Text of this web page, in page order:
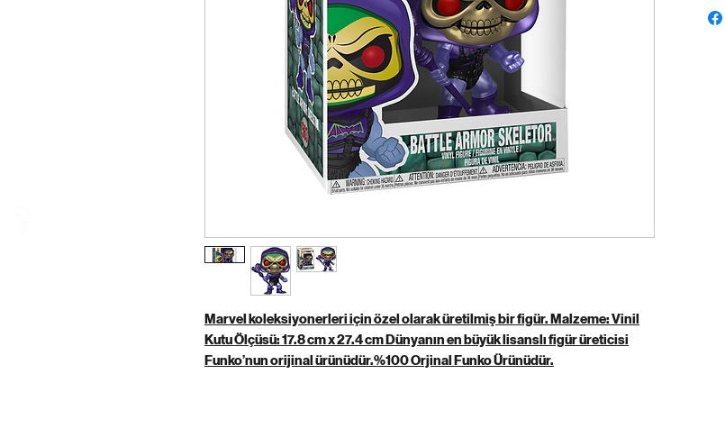
Marvel koleksiyonerleri için özel olarak üretilmiş bir figür. Malzeme: Vinil
Kutu Ölçüsü: 17.8 cm x 27.4 cm Dünyanın en büyük lisanslı figür üreticisi
Funko’nun orijinal ürünüdür.%100 Orjinal Funko Ürünüdür.